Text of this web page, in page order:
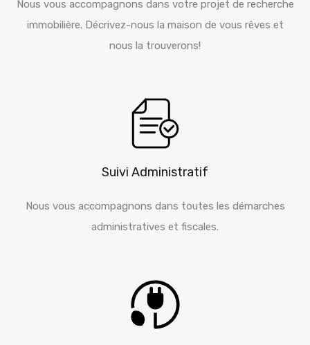
Nous vous accompagnons dans votre projet de recherche
immobilière. Décrivez-nous la maison de vous rêves et
nous la trouverons!
Suivi Administratif
Nous vous accompagnons dans toutes les démarches
administratives et fiscales.